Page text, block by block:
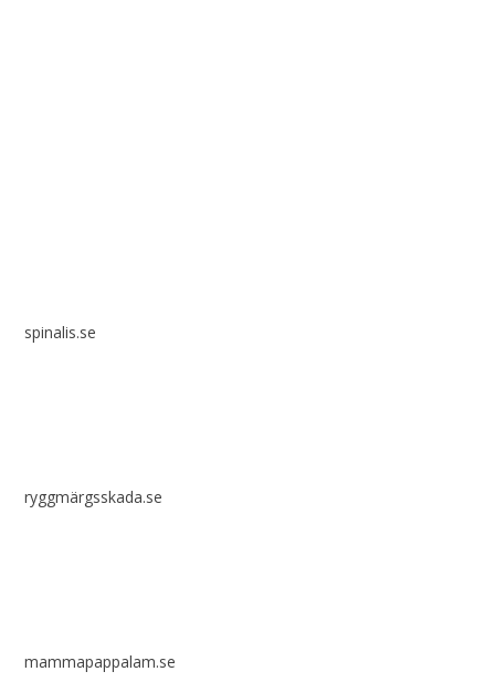
spinalis.se
ryggmärgsskada.se
mammapappalam.se